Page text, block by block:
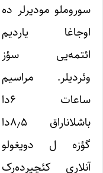
سوروملو مودیرلر ده
اوجاغا یاردیم
ائتمه‌یی سؤز
وئردیلر. مراسیم
ساعات ۶دا
باشلاناراق ۸٫۵دا
گؤزه ل دویغولو
آنلاری کئچیرده‌رک